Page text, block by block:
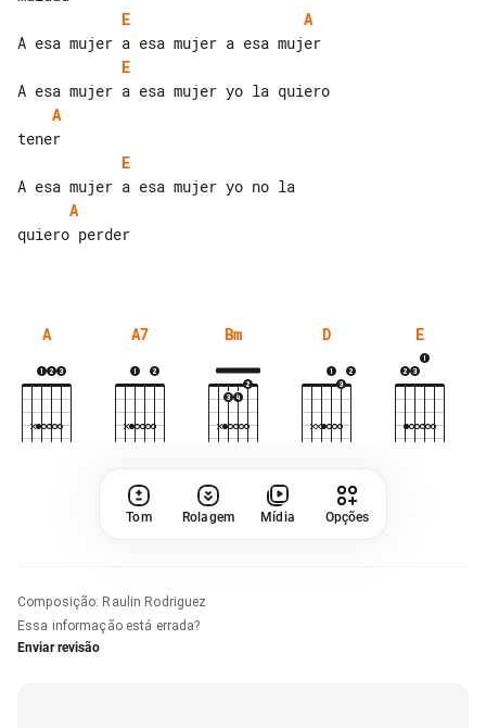
E
A
E
A
E
A
quiero perder
A A7 Bm D E
Tom Rolagem Mídia Opções
Composição: Raulin Rodriguez
Essa informação está errada?
Enviar revisão